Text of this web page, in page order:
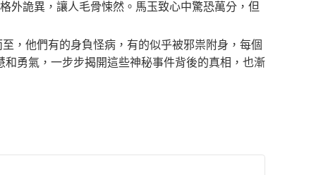
外詭異，讓人毛骨悚然。馬玉致心中驚恐萬分，但
，他們有的身負怪病，有的似乎被邪祟附身，每個
勇氣，一步步揭開這些神秘事件背後的真相，也漸